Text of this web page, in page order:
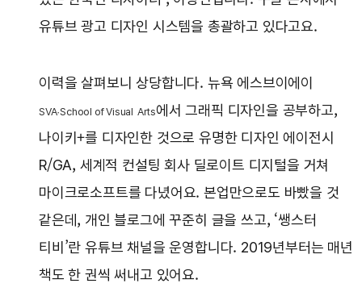
유튜브 광고 디자인 시스템을 총괄하고 있다고요.
이력을 살펴보니 상당합니다. 뉴욕 에스브이에이
SVA·School of Visual Arts에서 그래픽 디자인을 공부하고,
나이키+를 디자인한 것으로 유명한 디자인 에이전시
R/GA, 세계적 컨설팅 회사 딜로이트 디지털을 거쳐
마이크로소프트를 다녔어요. 본업만으로도 바빴을 것
같은데, 개인 블로그에 꾸준히 글을 쓰고, ‘쌩스터
티비’란 유튜브 채널을 운영합니다. 2019년부터는 매년
책도 한 권씩 써내고 있어요.